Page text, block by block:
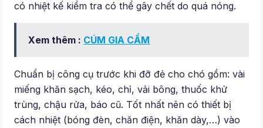
có nhiệt kế kiểm tra có thể gây chết do quá nóng.
Xem thêm : CÚM GIA CẦM
Chuẩn bị công cụ trước khi đỡ đẻ cho chó gồm: vài
miếng khăn sạch, kéo, chỉ, vải bông, thuốc khử
trùng, chậu rửa, báo cũ. Tốt nhất nên có thiết bị
cách nhiệt (bóng đèn, chăn điện, khăn dày,…) vào